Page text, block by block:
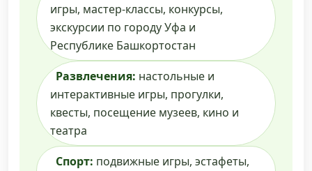
игры, мастер-классы, конкурсы,
экскурсии по городу Уфа и
Республике Башкортостан
Развлечения: настольные и
интерактивные игры, прогулки,
квесты, посещение музеев, кино и
театра
Спорт: подвижные игры, эстафеты,